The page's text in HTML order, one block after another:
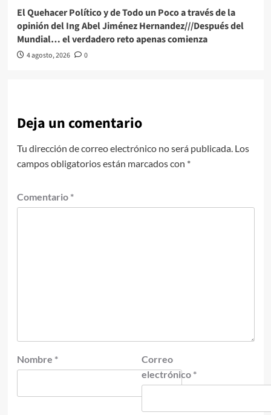
El Quehacer Político y de Todo un Poco a través de la
opinión del Ing Abel Jiménez Hernandez///Después del
Mundial… el verdadero reto apenas comienza
4 agosto, 2026 0
Deja un comentario
Tu dirección de correo electrónico no será publicada. Los
campos obligatorios están marcados con *
Comentario *
Nombre *
Correo
electrónico *